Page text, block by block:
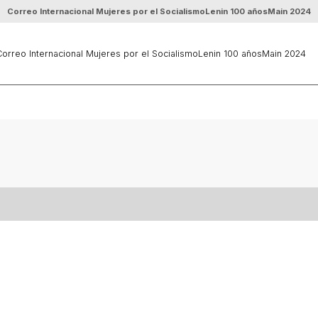
Correo Internacional Mujeres por el SocialismoLenin 100 añosMain 2024
Internacional Mujeres por el SocialismoLenin 100 añosMain 2024